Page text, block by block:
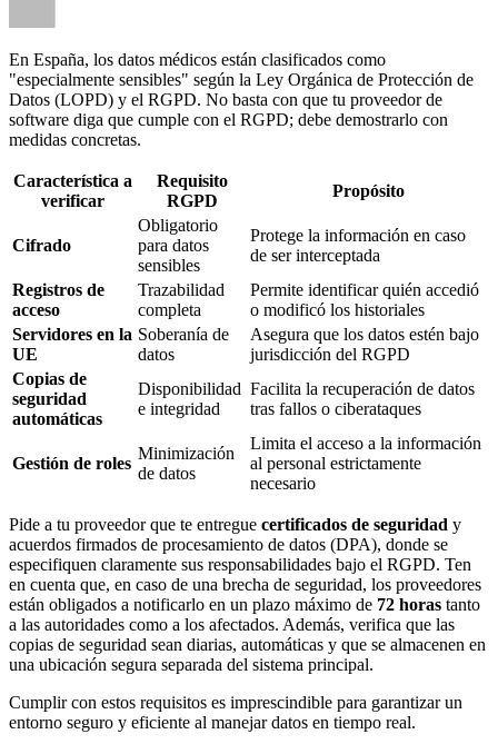
En España, los datos médicos están clasificados como
"especialmente sensibles" según la Ley Orgánica de Protección de
Datos (LOPD) y el RGPD. No basta con que tu proveedor de
software diga que cumple con el RGPD; debe demostrarlo con
medidas concretas.
Característica a
verificar
Requisito
RGPD
Propósito
Cifrado
Obligatorio
para datos
sensibles
Protege la información en caso
de ser interceptada
Registros de
acceso
Trazabilidad
completa
Permite identificar quién accedió
o modificó los historiales
Servidores en la
UE
Soberanía de
datos
Asegura que los datos estén bajo
jurisdicción del RGPD
Copias de
seguridad
automáticas
Disponibilidad
e integridad
Facilita la recuperación de datos
tras fallos o ciberataques
Gestión de roles
Minimización
de datos
Limita el acceso a la información
al personal estrictamente
necesario
Pide a tu proveedor que te entregue certificados de seguridad y
acuerdos firmados de procesamiento de datos (DPA), donde se
especifiquen claramente sus responsabilidades bajo el RGPD. Ten
en cuenta que, en caso de una brecha de seguridad, los proveedores
están obligados a notificarlo en un plazo máximo de 72 horas tanto
a las autoridades como a los afectados. Además, verifica que las
copias de seguridad sean diarias, automáticas y que se almacenen en
una ubicación segura separada del sistema principal.
Cumplir con estos requisitos es imprescindible para garantizar un
entorno seguro y eficiente al manejar datos en tiempo real.